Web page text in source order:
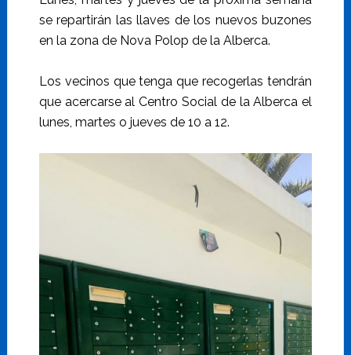
se repartirán las llaves de los nuevos buzones
en la zona de Nova Polop de la Alberca.
Los vecinos que tenga que recogerlas tendrán
que acercarse al Centro Social de la Alberca el
lunes, martes o jueves de 10 a 12.